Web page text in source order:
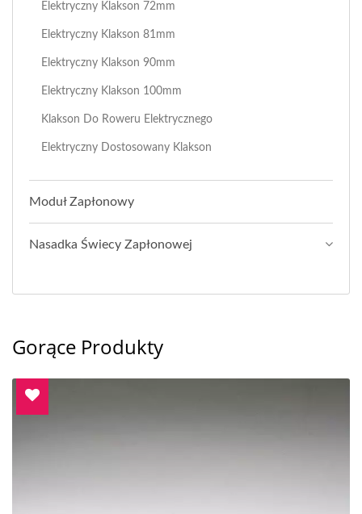
Elektryczny Klakson 72mm
Elektryczny Klakson 81mm
Elektryczny Klakson 90mm
Elektryczny Klakson 100mm
Klakson Do Roweru Elektrycznego
Elektryczny Dostosowany Klakson
Moduł Zapłonowy
Nasadka Świecy Zapłonowej
Gorące Produkty